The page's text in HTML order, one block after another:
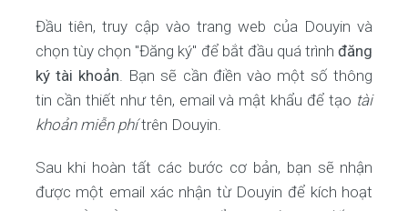
Đầu tiên, truy cập vào trang web của Douyin và
chọn tùy chọn "Đăng ký" để bắt đầu quá trìnhđăng
ký tài khoản. Bạn sẽ cần điền vào một số thông
tin cần thiết như tên, email và mật khẩu để tạo tài
khoản miễn phítrên Douyin.
Sau khi hoàn tất các bước cơ bản, bạn sẽ nhận
được một email xác nhận từ Douyin để kích hoạt